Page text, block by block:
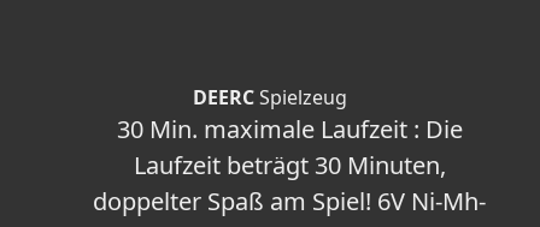
DEERCSpielzeug
30 Min. maximale Laufzeit : Die
Laufzeit beträgt 30 Minuten,
doppelter Spaß am Spiel! 6V Ni-Mh-